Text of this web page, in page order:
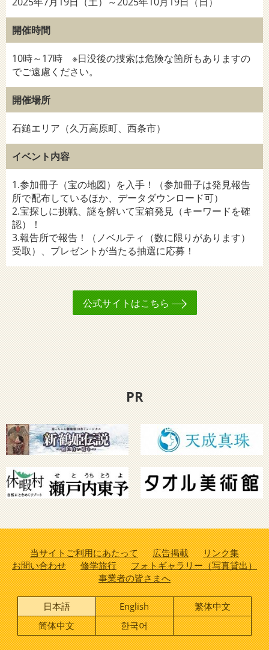
開催時間
10時～17時 ※日没後の捜索は危険な箇所もありますの
でご遠慮ください。
開催場所
石鎚エリア（久万高原町、西条市）
イベント内容
1.参加冊子（宝の地図）を入手！（参加冊子は発見報告
所で配布しているほか、データダウンロード可）
2.宝探しに挑戦、謎を解いて宝箱発見（キーワードを確
認）！
3.報告所で報告！（ノベルティ（数に限りがあります）
受取）、プレゼントが当たる抽選に応募！
公式サイトはこちら
PR
当サイトご利用にあたって 広告掲載
リンク集
お問い合わせ
修学旅行
フォトギャラリー（写真貸出）
事業者の皆さまへ
日本語 English
繁体中文
简体中文
한국어